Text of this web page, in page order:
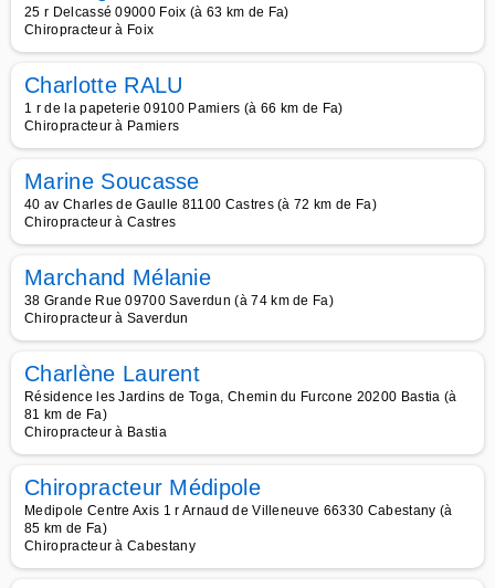
25 r Delcassé 09000 Foix (à 63 km de Fa)
Chiropracteur à Foix
Charlotte RALU
1 r de la papeterie 09100 Pamiers (à 66 km de Fa)
Chiropracteur à Pamiers
Marine Soucasse
40 av Charles de Gaulle 81100 Castres (à 72 km de Fa)
Chiropracteur à Castres
Marchand Mélanie
38 Grande Rue 09700 Saverdun (à 74 km de Fa)
Chiropracteur à Saverdun
Charlène Laurent
Résidence les Jardins de Toga, Chemin du Furcone 20200 Bastia (à
81 km de Fa)
Chiropracteur à Bastia
Chiropracteur Médipole
Medipole Centre Axis 1 r Arnaud de Villeneuve 66330 Cabestany (à
85 km de Fa)
Chiropracteur à Cabestany